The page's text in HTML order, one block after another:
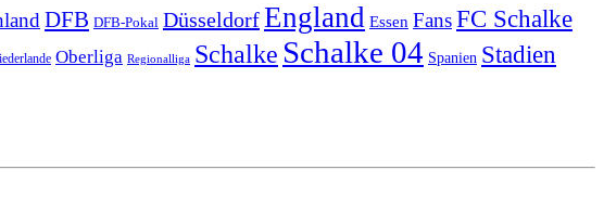
DFB DFB-Pokal DüsseldorfEngland Essen FansFC Schalke
Oberliga Regionalliga Schalke Schalke 04 Spanien Stadien